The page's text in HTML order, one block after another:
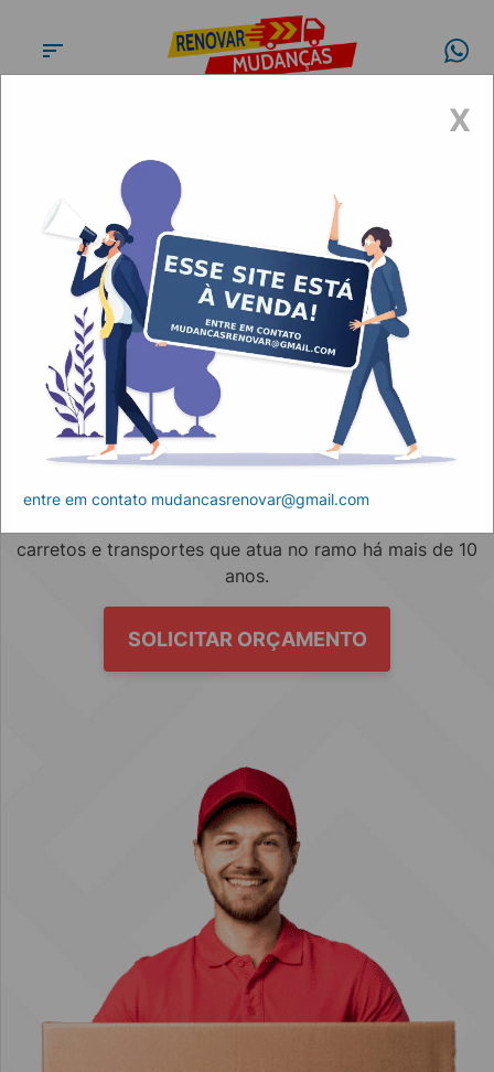
Conheça a
Renovar
Mudanças
carretos e transportes que atua no ramo há mais de 10
anos.
SOLICITAR ORÇAMENTO
X
entre em contato mudancasrenovar@gmail.com